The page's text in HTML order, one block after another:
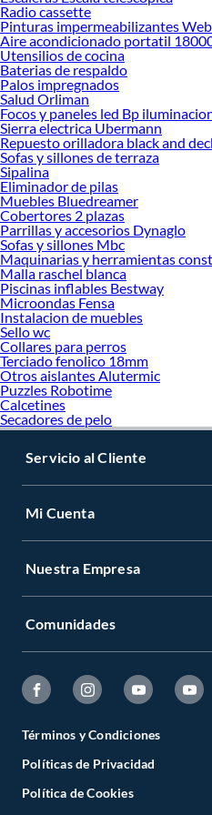
Encuentra una amplia variedad de
en Sodimac. Encuentra todo lo necesario
decoración. ¡Visítanos y haz tus ideas
Radio cassette
Pinturas impermeabilizantes
Aire acondicionado portatil
Utensilios de cocina
Baterias de respaldo
Palos impregnados
Salud Orliman
Focos y paneles led Bp
Sierra electrica Ubermann
Repuesto orilladora black and
Sofas y sillones de terraza
Sipalina
Eliminador de pilas
Muebles Bluedreamer
Cobertores 2 plazas
Parrillas y accesorios Dynaglo
Sofas y sillones Mbc
Maquinarias y herramientas
Malla raschel blanca
Piscinas inflables Bestway
Microondas Fensa
Instalacion de muebles
Sello wc
Collares para perros
Terciado fenolico 18mm
Otros aislantes Alutermic
Puzzles Robotime
Calcetines
Secadores de pelo
Servicio al Cliente
Mi Cuenta
Nuestra Empresa
Comunidades
Términos y Condiciones
Políticas de Privacidad
Política de Cookies